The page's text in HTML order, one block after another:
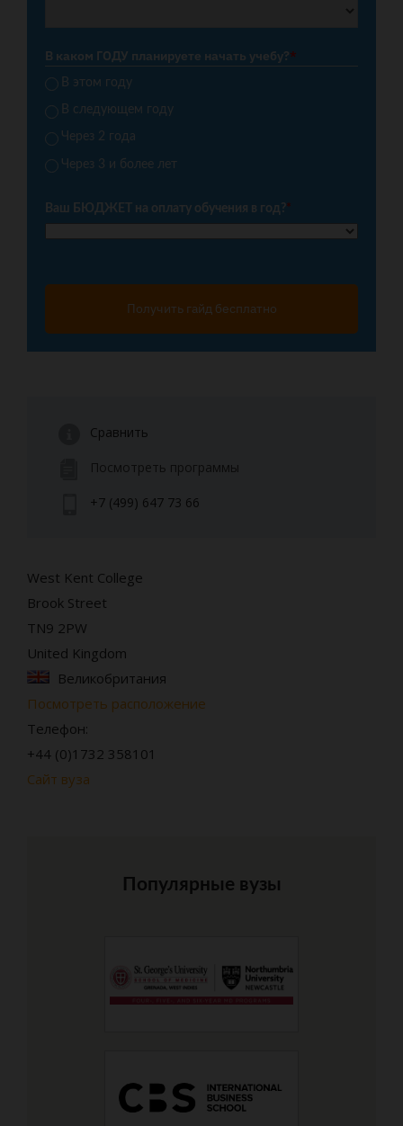
В каком ГОДУ планируете начать учебу?*
В этом году
В следующем году
Через 2 года
Через 3 и более лет
Ваш БЮДЖЕТ на оплату обучения в год?*
Получить гайд бесплатно
Сравнить
Посмотреть программы
+7 (499) 647 73 66
West Kent College
Brook Street
TN9 2PW
United Kingdom
Великобритания
Посмотреть расположение
Телефон:
+44 (0)1732 358101
Сайт вуза
Популярные вузы